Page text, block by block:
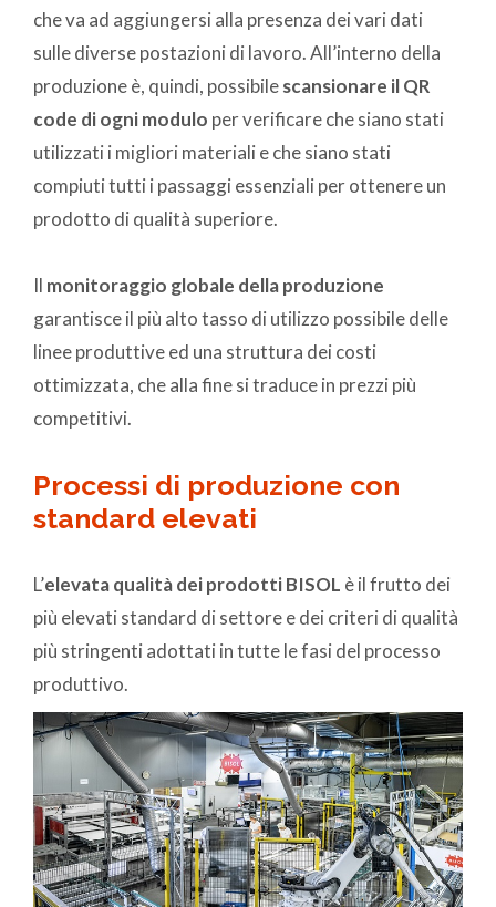
che va ad aggiungersi alla presenza dei vari dati
sulle diverse postazioni di lavoro. All’interno della
produzione è, quindi, possibilescansionare il QR
code di ogni modulo per verificare che siano stati
utilizzati i migliori materiali e che siano stati
compiuti tutti i passaggi essenziali per ottenere un
prodotto di qualità superiore.
Il monitoraggio globale della produzione
garantisce il più alto tasso di utilizzo possibile delle
linee produttive ed una struttura dei costi
ottimizzata, che alla fine si traduce in prezzi più
competitivi.
Processi di produzione con
standard elevati
L’elevata qualità dei prodotti BISOL è il frutto dei
più elevati standard di settore e dei criteri di qualità
più stringenti adottati in tutte le fasi del processo
produttivo.